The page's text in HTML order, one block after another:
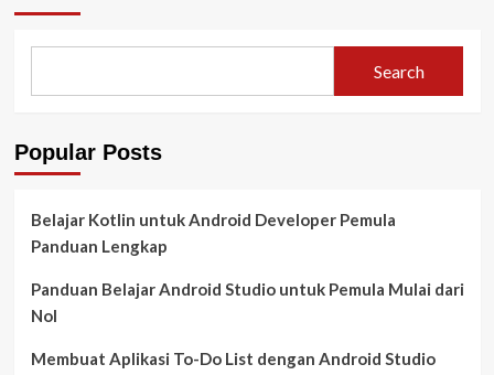
tanpa
Hapus
Perlu!
Search
Popular Posts
Belajar Kotlin untuk Android Developer Pemula
Panduan Lengkap
Panduan Belajar Android Studio untuk Pemula Mulai dari
Nol
Membuat Aplikasi To-Do List dengan Android Studio